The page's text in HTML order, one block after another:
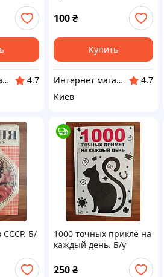
Интернет магазин сувениров Старик Хоттабыч
4.7
100₴
Купить
Интернет магазин сувениров Старик Хоттабыч
4.7
Киев
СССР. Б/
1000 точных прикле на
каждый день. Б/у
250₴